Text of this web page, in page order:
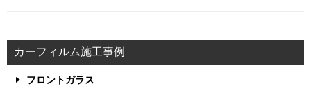
カーフィルム施工事例
フロントガラス